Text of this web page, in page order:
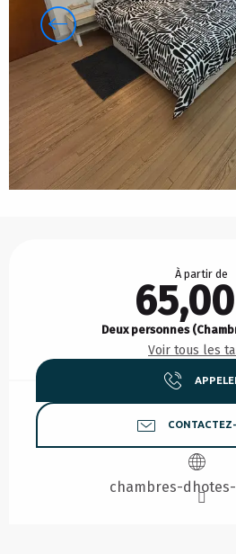
À partir de
Deux personnes
Voir tous les
chambres-